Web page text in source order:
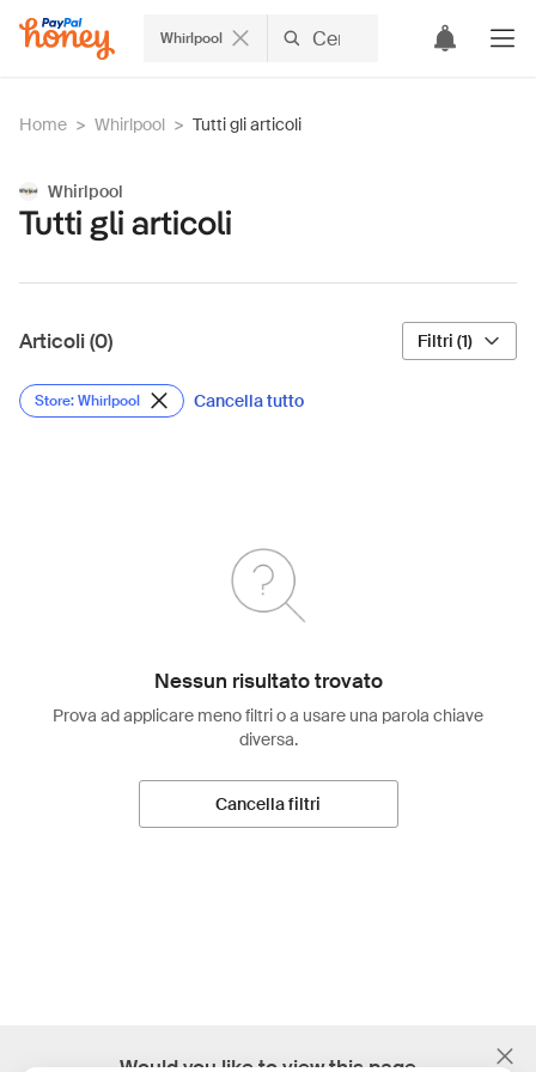
Whirlpool
Home > Whirlpool > Tutti gli articoli
Whirlpool
Tutti gli articoli
Articoli (0) Filtri (1)
Store: Whirlpool Cancella tutto
Nessun risultato trovato
Prova ad applicare meno filtri o a usare una parola chiave
diversa.
Cancella filtri